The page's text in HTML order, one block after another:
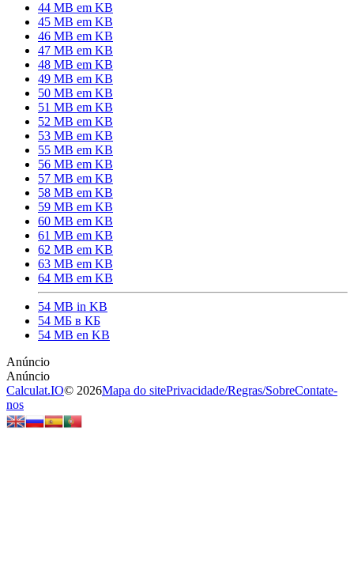
44 MB em KB
45 MB em KB
46 MB em KB
47 MB em KB
48 MB em KB
49 MB em KB
50 MB em KB
51 MB em KB
52 MB em KB
53 MB em KB
55 MB em KB
56 MB em KB
57 MB em KB
58 MB em KB
59 MB em KB
60 MB em KB
61 MB em KB
62 MB em KB
63 MB em KB
64 MB em KB
54 MB in KB
54 МБ в КБ
54 MB en KB
Calculat.IO© 2026Mapa do sitePrivacidade/Regras/SobreContate-
nos